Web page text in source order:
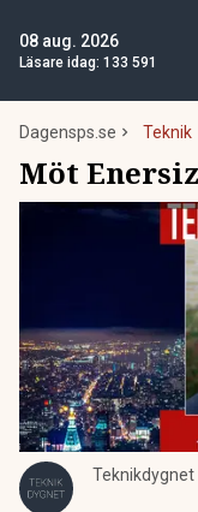
08 aug. 2026
Läsare idag: 133 591
Dagensps.se Teknik
Möt
Teknikdygnet